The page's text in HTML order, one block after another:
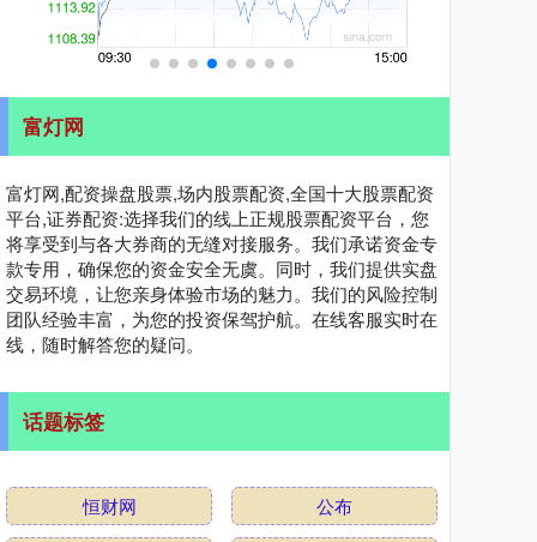
富灯网
富灯网,配资操盘股票,场内股票配资,全国十大股票配资
平台,证券配资:选择我们的线上正规股票配资平台，您
将享受到与各大券商的无缝对接服务。我们承诺资金专
款专用，确保您的资金安全无虞。同时，我们提供实盘
交易环境，让您亲身体验市场的魅力。我们的风险控制
团队经验丰富，为您的投资保驾护航。在线客服实时在
线，随时解答您的疑问。
话题标签
恒财网
公布